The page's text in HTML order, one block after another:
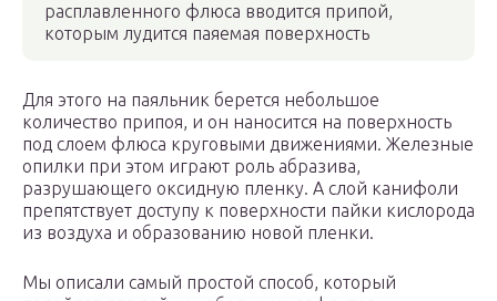
расплавленного флюса вводится припой,
которым лудится паяемая поверхность
Для этого на паяльник берется небольшое
количество припоя, и он наносится на поверхность
под слоем флюса круговыми движениями. Железные
опилки при этом играют роль абразива,
разрушающего оксидную пленку. А слой канифоли
препятствует доступу к поверхности пайки кислорода
из воздуха и образованию новой пленки.
Мы описали самый простой способ, который